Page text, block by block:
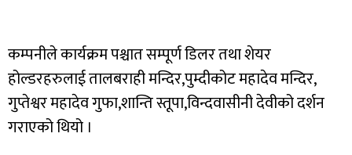
कम्पनीले कार्यक्रम पश्चात सम्पूर्ण डिलर तथा शेयर
होल्डरहरुलाई तालबराही मन्दिर,पुम्दीकोट महादेव मन्दिर,
गुप्तेश्वर महादेव गुफा,शान्ति स्तूपा,विन्दवासीनी देवीको दर्शन
गराएको थियो ।